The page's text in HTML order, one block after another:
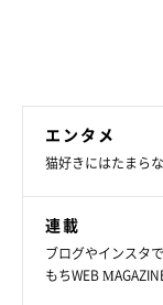
エンタメ
猫好きにはたまら
連載
ブログやインスタ
もちWEB